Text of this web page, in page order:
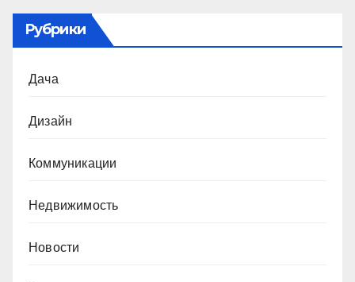
Рубрики
Дача
Дизайн
Коммуникации
Недвижимость
Новости